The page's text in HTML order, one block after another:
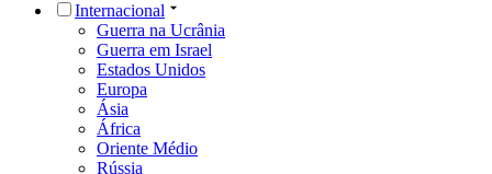
Internacional
Guerra na Ucrânia
Guerra em Israel
Estados Unidos
Europa
Ásia
África
Oriente Médio
Rússia